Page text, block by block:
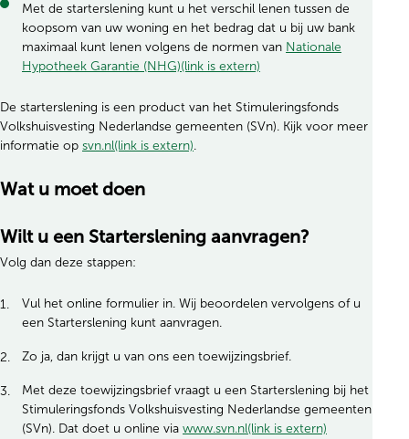
Met de starterslening kunt u het verschil lenen tussen de
koopsom van uw woning en het bedrag dat u bij uw bank
maximaal kunt lenen volgens de normen van Nationale
Hypotheek Garantie (NHG)(link is extern)
De starterslening is een product van het Stimuleringsfonds
Volkshuisvesting Nederlandse gemeenten (SVn). Kijk voor meer
informatie op svn.nl(link is extern)
Wat u moet doen
Wilt u een Starterslening aanvragen?
Volg dan deze stappen:
Vul het online formulier in. Wij beoordelen vervolgens of u
een Starterslening kunt aanvragen.
Zo ja, dan krijgt u van ons een toewijzingsbrief.
Met deze toewijzingsbrief vraagt u een Starterslening bij het
Stimuleringsfonds Volkshuisvesting Nederlandse gemeenten
(SVn). Dat doet u online via www.svn.nl(link is extern)